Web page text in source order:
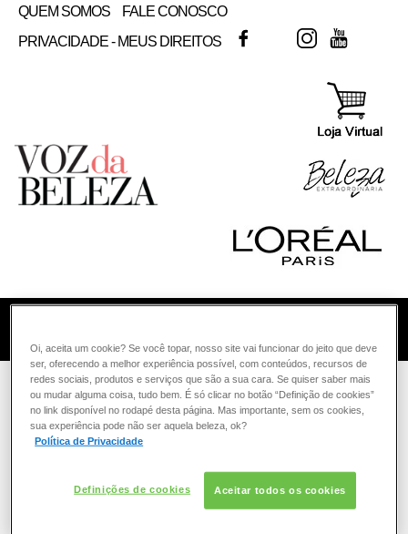
QUEM SOMOS
FALE CONOSCO
PRIVACIDADE - MEUS DIREITOS
FACEBOOKTWITTERINSTAGRAM
PELE
COLORAÇÃO
VOZ DA BELEZA L'ORÉAL PARIS COLORAÇÃO
Posso dividir o kit de tintura?
existente em cada kit éespecialmente formuladapara o
resultado adequado de cor e única aplicação. Não é
Oi, aceita um cookie? Se você topar, nosso site vai funcionar do jeito que deve
ser, oferecendo a melhor experiência possível, com conteúdos, recursos de
redes sociais, produtos e serviços que são a sua cara. Se quiser saber mais
ou mudar alguma coisa, tudo bem. É só clicar no botão “Definição de cookies”
no link disponível no rodapé desta página. Mas importante, sem os cookies,
sua experiência pode não ser aquela beleza, ok?
Política de Privacidade
Definições de cookies Aceitar todos os cookies